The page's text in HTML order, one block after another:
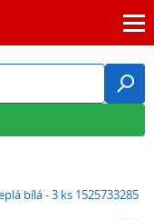
bílá - 3 ks 1525733285